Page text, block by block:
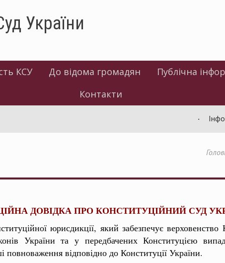
України
КСУ До відома громадян Публічна
Контакти
ДОВІДКА ПРО КОНСТИТУЦІЙНИЙ СУД
юрисдикції, який забезпечує
України та у передбачених Конституцією
повноваження відповідно до Конституції України.